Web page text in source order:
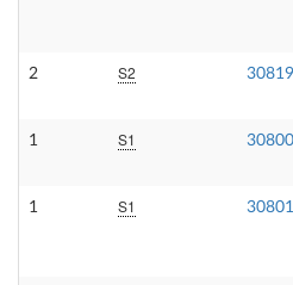
2 S2 30819
1 S1 30800
1 S1 30801